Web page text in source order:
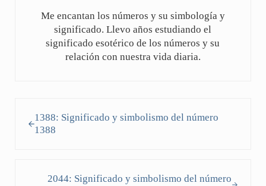
Me encantan los números y su simbología y
significado. Llevo años estudiando el
significado esotérico de los números y su
relación con nuestra vida diaria.
1388: Significado y simbolismo del número
1388
2044: Significado y simbolismo del número